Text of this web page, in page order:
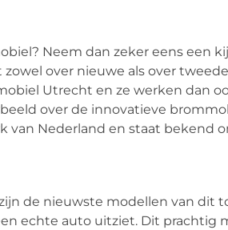
Neem dan zeker eens een
over nieuwe als over
Utrecht en ze werken dan
over de innovatieve
van Nederland en staat bekend
de nieuwste modellen van dit
echte auto uitziet. Dit prachtig